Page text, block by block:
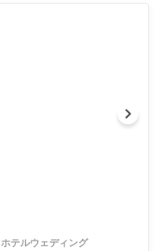
ホテルウェディング